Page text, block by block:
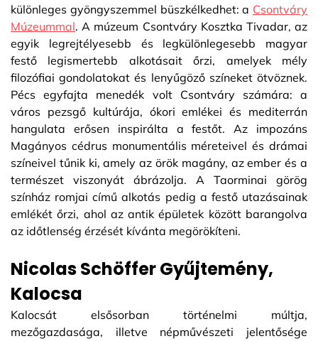
különleges gyöngyszemmel büszkélkedhet: a Csontváry
Múzeummal. A múzeum Csontváry Kosztka Tivadar, az
egyik legrejtélyesebb és legkülönlegesebb magyar
festő legismertebb alkotásait őrzi, amelyek mély
filozófiai gondolatokat és lenyűgöző színeket ötvöznek.
Pécs egyfajta menedék volt Csontváry számára: a
város pezsgő kultúrája, ókori emlékei és mediterrán
hangulata erősen inspirálta a festőt. Az impozáns
Magányos cédrus monumentális méreteivel és drámai
színeivel tűnik ki, amely az örök magány, az ember és a
természet viszonyát ábrázolja. A Taorminai görög
színház romjai című alkotás pedig a festő utazásainak
emlékét őrzi, ahol az antik épületek között barangolva
az időtlenség érzését kívánta megörökíteni.
Nicolas Schöffer Gyűjtemény,
Kalocsa
Kalocsát elsősorban történelmi múltja,
mezőgazdasága, illetve népművészeti jelentősége